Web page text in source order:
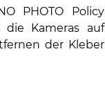
PHOTO Policy
die Kameras auf
der Kleber